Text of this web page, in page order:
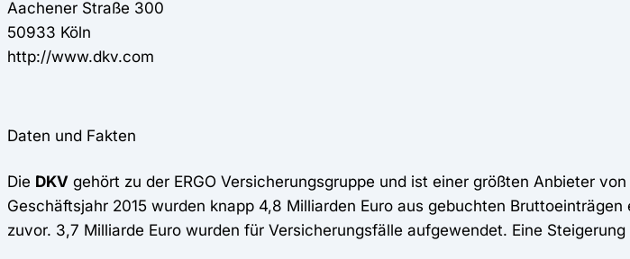
Aachener Straße 300
50933 Köln
http://www.dkv.com
Daten und Fakten
Die DKV gehört zu der ERGO Versicherungsgruppe und ist einer größten Anbieter
Geschäftsjahr 2015 wurden knapp 4,8 Milliarden Euro aus gebuchten
zuvor. 3,7 Milliarde Euro wurden für Versicherungsfälle aufgewendet. Eine